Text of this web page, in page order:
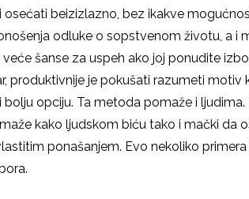
osećati beizizlazno, bez ikakve
odluke o sopstvenom životu, a i
šanse za uspeh ako joj ponudite
produktivnije je pokušati razumeti motiv
opciju. Ta metoda pomaže i
kako ljudskom biću tako i mački da
ponašanjem. Evo nekoliko